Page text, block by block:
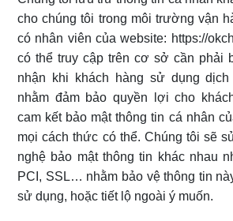
cho chúng tôi trong môi trường vận
có nhân viên của website: https://
có thể truy cập trên cơ sở cần phải
nhận khi khách hàng sử dụng
nhằm đảm bảo quyền lợi cho
cam kết bảo mật thông tin cá nhân
mọi cách thức có thể. Chúng tôi sẽ
nghệ bảo mật thông tin khác nhau
PCI, SSL… nhằm bảo vệ thông tin
sử dụng, hoặc tiết lộ ngoài ý muốn.